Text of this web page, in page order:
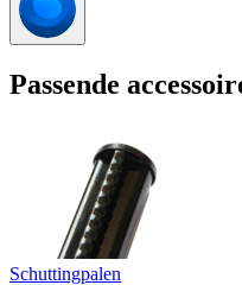
Passende
Schuttingpalen